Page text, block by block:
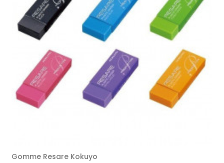
Gomme Resare Kokuyo